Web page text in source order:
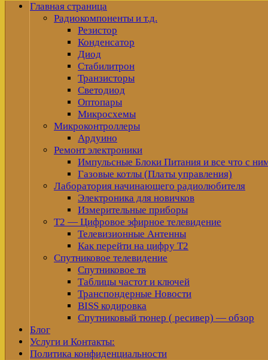
Главная страница
Радиокомпоненты и т.д.
Резистор
Конденсатор
Диод
Стабилитрон
Транзисторы
Светодиод
Оптопары
Микросхемы
Микроконтроллеры
Ардуино
Ремонт электроники
Импульсные Блоки Питания и все что с
Газовые котлы (Платы управления)
Лаборатория начинающего радиолюбителя
Электроника для новичков
Измерительные приборы
Т2 — Цифровое эфирное телевидение
Телевизионные Антенны
Как перейти на цифру Т2
Спутниковое телевидение
Спутниковое тв
Таблицы частот и ключей
Транспондерные Новости
BISS кодировка
Спутниковый тюнер ( ресивер) — обзор
Блог
Услуги и Контакты:
Политика конфиденциальности